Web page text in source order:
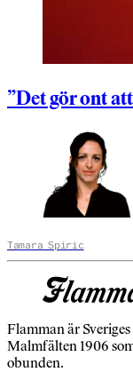
”Det gör ont
Tamara Spiric
Flamman är
Malmfälten 1906
obunden.